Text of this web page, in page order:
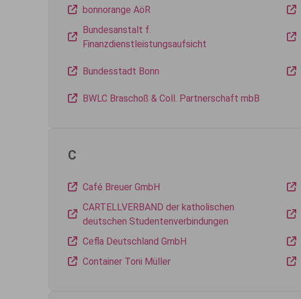
bonnorange AöR
Bundesanstalt f.
Finanzdienstleistungsaufsicht
Bundesstadt Bonn
BWLC Braschoß & Coll. Partnerschaft mbB
C
Café Breuer GmbH
CARTELLVERBAND der katholischen
deutschen Studentenverbindungen
Cefla Deutschland GmbH
Container Toni Müller